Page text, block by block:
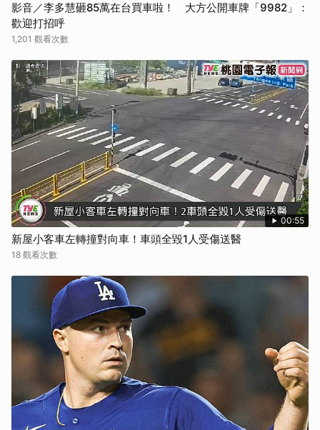
影音／李多慧砸85萬在台買車啦！ 大方公開車牌「9982」：
歡迎打招呼
1,201 觀看次數
00:55
新屋小客車左轉撞對向車！車頭全毀1人受傷送醫
18 觀看次數